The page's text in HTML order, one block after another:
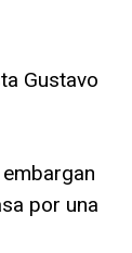
Gustavo
por una